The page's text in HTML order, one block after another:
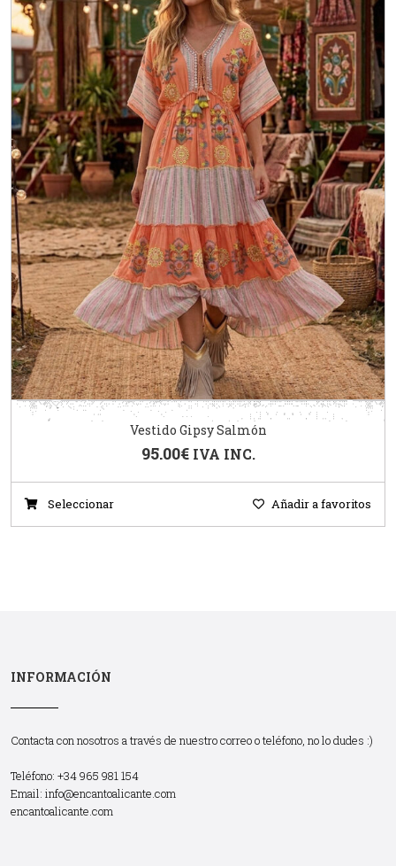
Vestido Gipsy Salmón
95.00€ IVA INC.
Seleccionar Añadir a favoritos
INFORMACIÓN
Contacta con nosotros a través de nuestro correo o teléfono, no lo dudes :)
Teléfono: +34 965 981 154
Email: info@encantoalicante.com
encantoalicante.com